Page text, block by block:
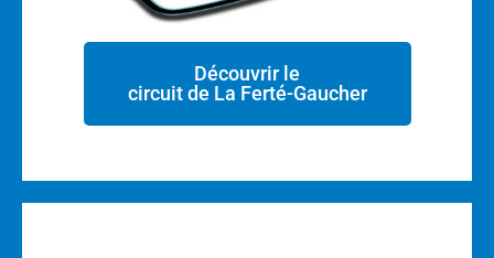
Découvrir le
circuit de La Ferté-Gaucher